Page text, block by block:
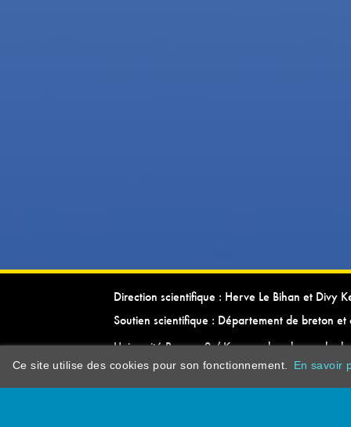
Direction scientifique : Herve Le Bihan et Divy
Soutien scientifique : Département de breton et
Université Rennes 2 / Kevrenn brezhoneg ha
Ce site utilise des cookies pour son fonctionnement. En savoir